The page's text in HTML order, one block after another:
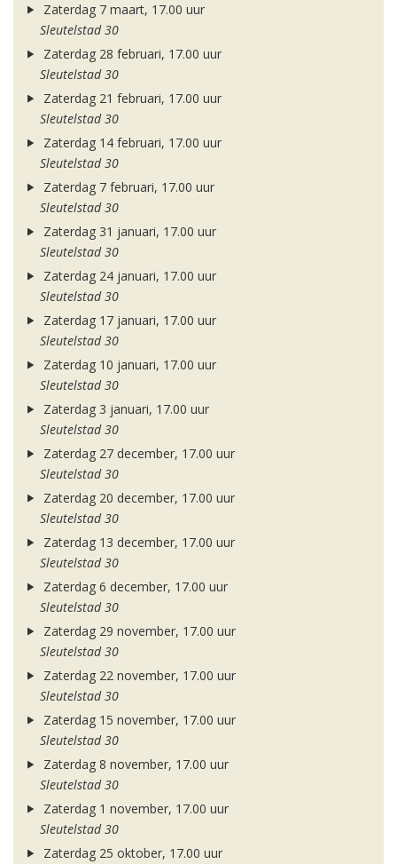
Zaterdag 7 maart, 17.00 uur
Sleutelstad 30
Zaterdag 28 februari, 17.00 uur
Sleutelstad 30
Zaterdag 21 februari, 17.00 uur
Sleutelstad 30
Zaterdag 14 februari, 17.00 uur
Sleutelstad 30
Zaterdag 7 februari, 17.00 uur
Sleutelstad 30
Zaterdag 31 januari, 17.00 uur
Sleutelstad 30
Zaterdag 24 januari, 17.00 uur
Sleutelstad 30
Zaterdag 17 januari, 17.00 uur
Sleutelstad 30
Zaterdag 10 januari, 17.00 uur
Sleutelstad 30
Zaterdag 3 januari, 17.00 uur
Sleutelstad 30
Zaterdag 27 december, 17.00 uur
Sleutelstad 30
Zaterdag 20 december, 17.00 uur
Sleutelstad 30
Zaterdag 13 december, 17.00 uur
Sleutelstad 30
Zaterdag 6 december, 17.00 uur
Sleutelstad 30
Zaterdag 29 november, 17.00 uur
Sleutelstad 30
Zaterdag 22 november, 17.00 uur
Sleutelstad 30
Zaterdag 15 november, 17.00 uur
Sleutelstad 30
Zaterdag 8 november, 17.00 uur
Sleutelstad 30
Zaterdag 1 november, 17.00 uur
Sleutelstad 30
Zaterdag 25 oktober, 17.00 uur